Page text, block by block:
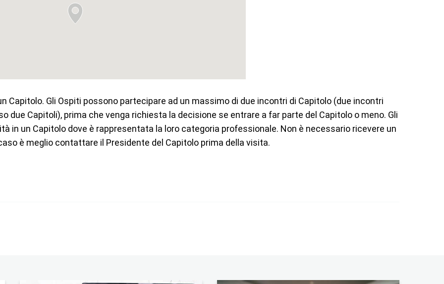
Capitolo. Gli Ospiti possono partecipare ad un massimo di due incontri di Capitolo (due incontri
due Capitoli), prima che venga richiesta la decisione se entrare a far parte del Capitolo o meno. Gli
in un Capitolo dove è rappresentata la loro categoria professionale. Non è necessario ricevere un
è meglio contattare il Presidente del Capitolo prima della visita.